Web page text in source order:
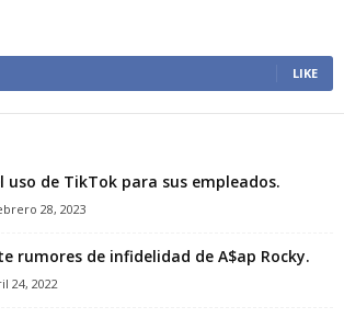
LIKE
uso de TikTok para sus empleados.
28, 2023
rumores de infidelidad de A$ap Rocky.
24, 2022